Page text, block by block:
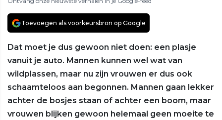
Toevoegen als voorkeursbron op Google
Dat moet je dus gewoon niet doen: een plasje
vanuit je auto. Mannen kunnen wel wat van
wildplassen, maar nu zijn vrouwen er dus ook
schaamteloos aan begonnen. Mannen gaan lekker
achter de bosjes staan of achter een boom, maar
vrouwen blijken gewoon helemaal geen moeite te